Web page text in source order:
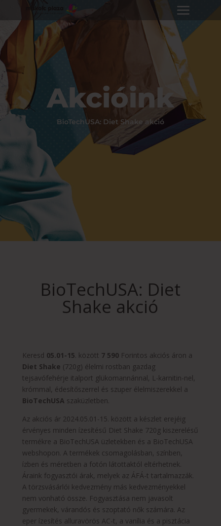
Akcióink
BioTechUSA: Diet Shake akció
BioTechUSA: Diet
Shake akció
Keresd 05.01-15. között 7 590Forintos akciós áron a
Diet Shake (720g) élelmi rostban gazdag
tejsavófehérje italport glükomannánnal, L-karnitin-nel,
krómmal, édesítőszerrel és szuper élelmiszerekkel a
BioTechUSA szaküzletben.
Az akciós ár 2024.05.01-15. között a készlet erejéig
érvényes minden ízesítésű Diet Shake 720g kiszerelésű
termékre a BioTechUSA üzletekben és a BioTechUSA
webshopon. A termékek csomagolásban, színben,
ízben és méretben a fotón látottaktól eltérhetnek.
Áraink fogyasztói árak, melyek az ÁFÁ-t tartalmazzák.
A törzsvásárlói kedvezmény más kedvezményekkel
nem vonható össze. Fogyasztása nem javasolt
gyermekek, várandós és szoptató nők számára. Az
eper ízesítés alluravörös AC-t, a vanília és a pisztácia